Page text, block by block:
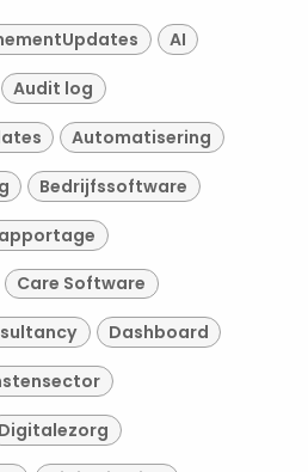
AI
Audit log
Automatisering
Bedrijfssoftware
Care Software
Dashboard
Digitalezorg